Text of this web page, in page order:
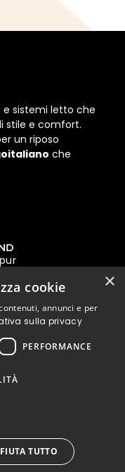
e sistemi letto che
stile e comfort.
un riposo
che
assistenza
una Consulenza
×
cookie
annunci e per
sulla privacy
PERFORMANCE
TUTTO